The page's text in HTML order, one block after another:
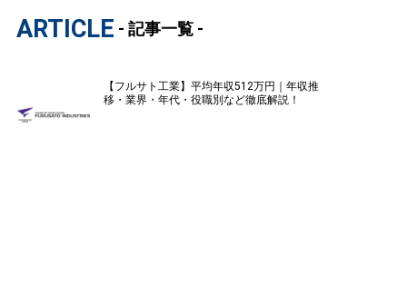
ARTICLE - 記事一覧 -
【フルサト工業】平均年収512万円｜年収推
移・業界・年代・役職別など徹底解説！